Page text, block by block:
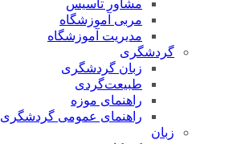
مشاور تأسیس
مربی آموزشگاه
مدیریت آموزشگاه
گردشگری
زبان گردشگری
طبیعت‌گردی
راهنمای موزه
راهنمای عمومی گردشگری
زبان